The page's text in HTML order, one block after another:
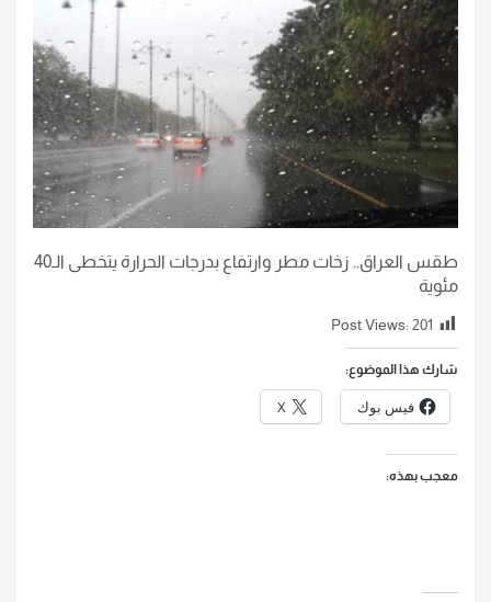
طقس العراق.. زخات مطر وارتفاع بدرجات الحرارة يتخطى الـ40
مئوية
Post Views: 201
شارك هذا الموضوع:
فيس بوك X
معجب بهذه: